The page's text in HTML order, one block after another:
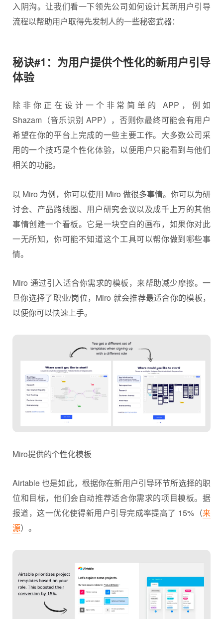
入阴沟。让我们看一下领先公司如何设计其新用户引导
流程以帮助用户取得先发制人的一些秘密武器：
秘诀#1：为用户提供个性化的新用户引导
体验
除非你正在设计一个非常简单的 APP，例如
Shazam（音乐识别 APP），否则你最终可能会有用户
希望在你的平台上完成的一些主要工作。大多数公司采
用的一个技巧是个性化体验，以便用户只能看到与他们
相关的功能。
以 Miro 为例，你可以使用 Miro 做很多事情。你可以为研
讨会、产品路线图、用户研究会议以及成千上万的其他
事情创建一个看板。它是一块空白的画布，如果你对此
一无所知，你可能不知道这个工具可以帮你做到哪些事
情。
Miro 通过引入适合你需求的模板，来帮助减少摩擦。一
旦你选择了职业/岗位，Miro 就会推荐最适合你的模板，
以便你可以快速上手。
Miro提供的个性化模板
Airtable 也是如此，根据你在新用户引导环节所选择的职
位和目标，他们会自动推荐适合你需求的项目模板。据
报道，这一优化使得新用户引导完成率提高了 15%（来
源）。